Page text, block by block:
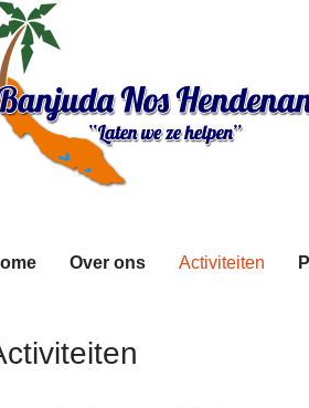
Over ons Activiteiten